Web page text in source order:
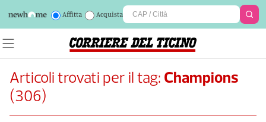
Affitta Acquista
Articoli trovati per il tag: Champions
(306)